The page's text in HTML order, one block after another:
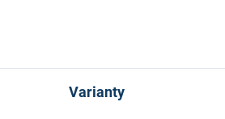
Varianty